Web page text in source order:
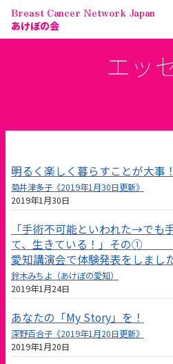
Breast Cancer Network Japan
あけぼの会
エッ
明るく楽しく暮らすことが大事！
菊井津多子《2019年1月30日更新》
2019年1月30日
「手術不可能といわれた→で
て、生きている！」その①
愛知講演会で体験発表をしました
鈴木みちよ（あけぼの愛知）
2019年1月24日
あなたの「My Story」を！
深野百合子《2019年1月20日更新》
2019年1月20日